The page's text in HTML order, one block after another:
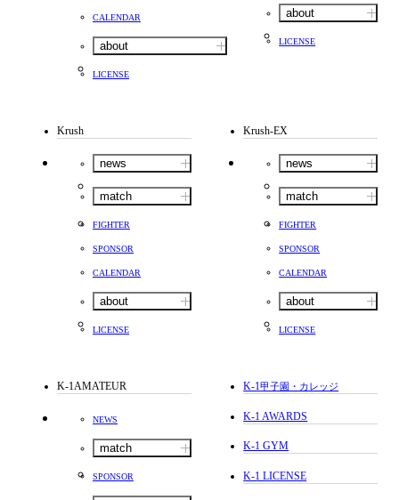
CALENDAR
about
LICENSE
about
LICENSE
Krush
news
match
FIGHTER
SPONSOR
CALENDAR
about
LICENSE
Krush-EX
news
match
FIGHTER
SPONSOR
CALENDAR
about
LICENSE
K-1AMATEUR
NEWS
match
SPONSOR
K-1甲子園・カレッジ
K-1 AWARDS
K-1 GYM
K-1 LICENSE